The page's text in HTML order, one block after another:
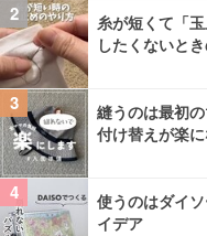
2
糸が短くて「
したくないと
3
縫うのは最初
付け替えが楽
4
使うのはダイ
イデア